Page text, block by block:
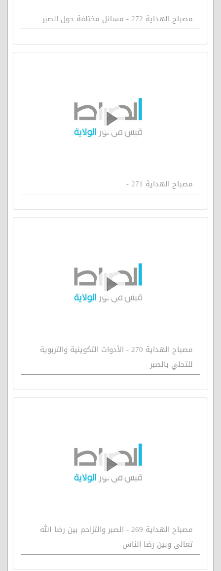
مصباح الهداية 272 - مسائل مختلفة حول الصبر
مصباح الهداية 271 -
مصباح الهداية 270 - الأدوات التكوينية والتربوية
للتحلي بالصبر
مصباح الهداية 269 - الصبر والتزاحم بين رضا الله
تعالى وبين رضا الناس